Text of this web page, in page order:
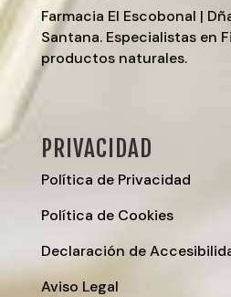
Farmacia El Escobonal |
Santana. Especialistas en
productos naturales.
PRIVACIDAD
Política de Privacidad
Política de Cookies
Declaración de
Aviso Legal